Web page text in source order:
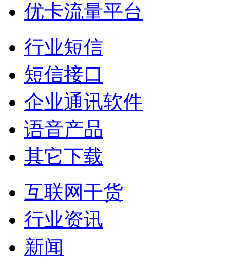
优卡流量平台
行业短信
短信接口
企业通讯软件
语音产品
其它下载
互联网干货
行业资讯
新闻